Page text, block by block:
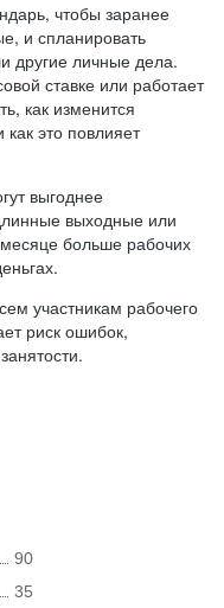
чтобы заранее
и спланировать
другие личные дела.
ставке или работает
как изменится
это повлияет
выгоднее
выходные или
месяце больше рабочих
участникам рабочего
риск ошибок,
90
35